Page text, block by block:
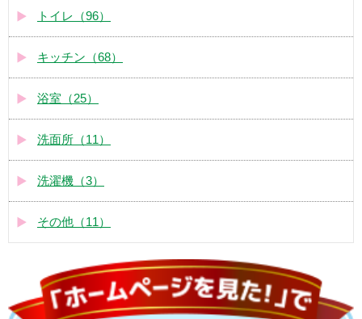
トイレ（96）
キッチン（68）
浴室（25）
洗面所（11）
洗濯機（3）
その他（11）